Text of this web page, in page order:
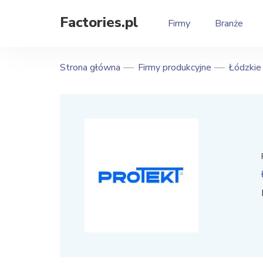
Factories.pl Firmy Branże
Strona główna Firmy produkcyjne Łódzkie